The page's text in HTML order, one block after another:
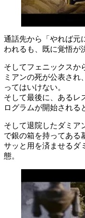
通話先から「やれば元
われるも、既に覚悟が
そしてフェニックスか
ミアンの死が公表され
ってはいけない。
そして最後に、あるレ
ログラムが開始される
そして退院したダミア
で銀の箱を持ってある
サッと用を済ませるダ
態。